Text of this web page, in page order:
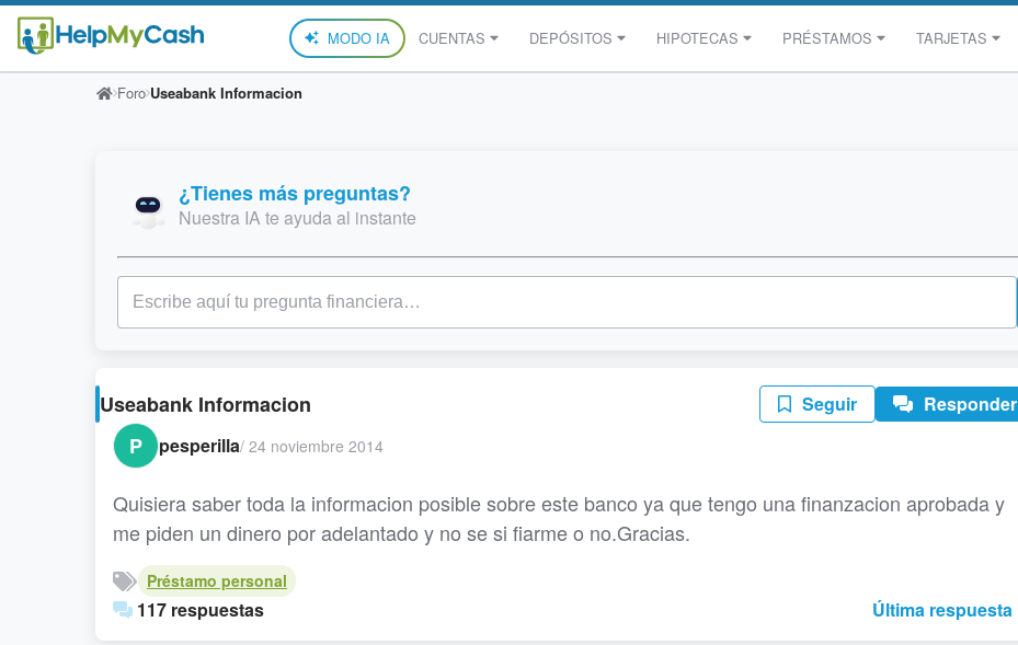
MODO IA CUENTAS DEPÓSITOS HIPOTECAS PRÉSTAMOS TARJETAS
Foro Useabank Informacion
¿Tienes más preguntas?
Nuestra IA te ayuda al instante
Useabank Informacion Seguir Responder
P pesperilla/ 24 noviembre 2014
Quisiera saber toda la informacion posible sobre este banco ya que tengo una finanzacion aprobada y
me piden un dinero por adelantado y no se si fiarme o no.Gracias.
Préstamo personal
117 respuestas Última respuesta